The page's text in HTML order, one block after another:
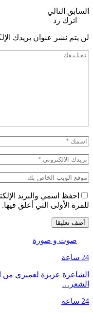
السابق التالي
اترك رد
لن يتم نشر عنوان بريدك
احفظ اسمي والبريد
للمرة الأولى التي أعلق فيها.
صوت و صورة
24 ساعة
الشاعرة عزيزة لعميري
الشعر…
24 ساعة